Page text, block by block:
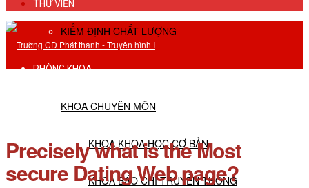
KIỂM ĐỊNH CHẤT LƯỢNG
PHÒNG KHOA
KHOA CHUYÊN MÔN
KHOA KHOA HỌC CƠ BẢN
KHOA BÁO CHÍ TRUYỀN THÔNG
THƯ VIỆN
Precisely what is the Most
secure Dating Web page?